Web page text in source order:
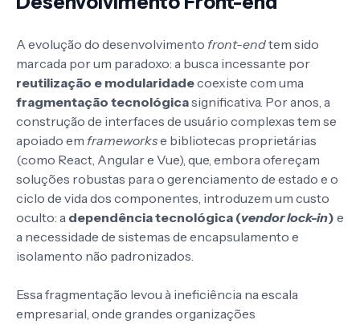
A evolução do desenvolvimento front-endtem sido
marcada por um paradoxo: a busca incessante por
reutilização e modularidadecoexiste com uma
fragmentação tecnológicasignificativa. Por anos, a
construção de interfaces de usuário complexas tem se
apoiado em frameworkse bibliotecas proprietárias
(como React, Angular e Vue), que, embora ofereçam
soluções robustas para o gerenciamento de estado e o
ciclo de vida dos componentes, introduzem um custo
oculto: a dependência tecnológica (vendor lock-in) e
a necessidade de sistemas de encapsulamento e
isolamento não padronizados.
Essa fragmentação levou à ineficiência na escala
empresarial, onde grandes organizações